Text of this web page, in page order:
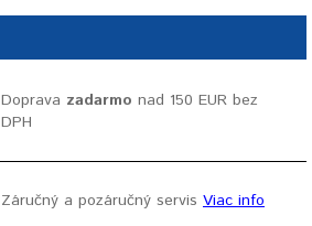
Doprava zadarmo nad 150 EUR bez
DPH
Záručný a pozáručný servis Viac info